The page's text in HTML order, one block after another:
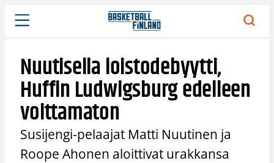
Siirry
sisältöön
Nuutisella loistodebyytti,
Huffin Ludwigsburg edelleen
voittamaton
Susijengi-pelaajat Matti Nuutinen ja
Roope Ahonen aloittivat urakkansa